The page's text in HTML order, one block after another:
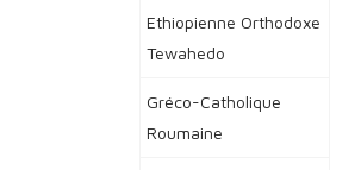
Ethiopienne Orthodoxe
Tewahedo
Gréco-Catholique
Roumaine